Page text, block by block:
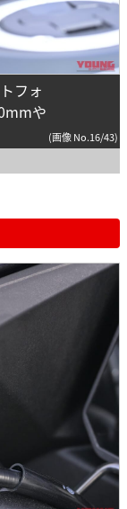
フォ
や
(画像 No.16/43)